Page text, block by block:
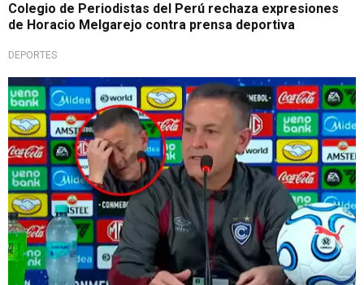
Colegio de Periodistas del Perú rechaza expresiones
de Horacio Melgarejo contra prensa deportiva
DEPORTES
Polémica tras el triunfo